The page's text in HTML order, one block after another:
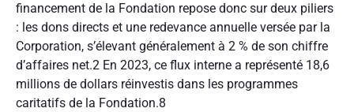
financement de la Fondation repose donc sur deux piliers
: les dons directs et une redevance annuelle versée par la
Corporation, s’élevant généralement à 2 % de son chiffre
d’affaires net.2 En 2023, ce flux interne a représenté 18,6
millions de dollars réinvestis dans les programmes
caritatifs de la Fondation.8